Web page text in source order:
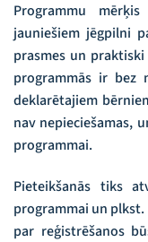
Programmu
jauniešiem jēgpilni
prasmes un
programmās ir bez
deklarētajiem
nav nepieciešamas,
programmai.
Pieteikšanās tiks
programmai un
par reģistrēšanos